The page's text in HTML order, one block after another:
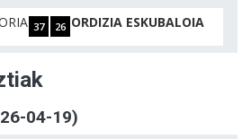
37 26 ORDIZIA ESKUBALOIA
04-19)